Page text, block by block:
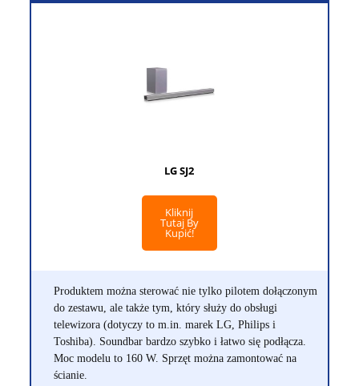
LG SJ2
Kliknij
Tutaj By
Kupić!
Produktem można sterować nie tylko pilotem dołączonym
do zestawu, ale także tym, który służy do obsługi
telewizora (dotyczy to m.in. marek LG, Philips i
Toshiba). Soundbar bardzo szybko i łatwo się podłącza.
Moc modelu to 160 W. Sprzęt można zamontować na
ścianie.